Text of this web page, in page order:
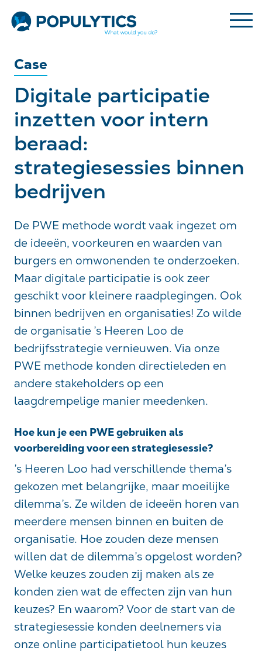
Case
Digitale participatie
inzetten voor intern
beraad:
strategiesessies binnen
bedrijven
De PWE methode wordt vaak ingezet om
de ideeën, voorkeuren en waarden van
burgers en omwonenden te onderzoeken.
Maar digitale participatie is ook zeer
geschikt voor kleinere raadplegingen. Ook
binnen bedrijven en organisaties! Zo wilde
de organisatie ’s Heeren Loo de
bedrijfsstrategie vernieuwen. Via onze
PWE methode konden directieleden en
andere stakeholders op een
laagdrempelige manier meedenken.
Hoe kun je een PWE gebruiken als
voorbereiding voor een strategiesessie?
’s Heeren Loo had verschillende thema’s
gekozen met belangrijke, maar moeilijke
dilemma’s. Ze wilden de ideeën horen van
meerdere mensen binnen en buiten de
organisatie. Hoe zouden deze mensen
willen dat de dilemma’s opgelost worden?
Welke keuzes zouden zij maken als ze
konden zien wat de effecten zijn van hun
keuzes? En waarom? Voor de start van de
strategiesessie konden deelnemers via
onze online participatietool hun keuzes